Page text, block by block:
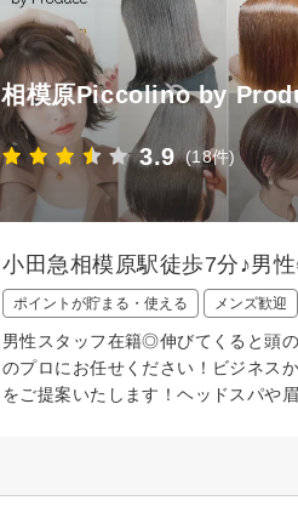
相模原Piccolino by
3.9 (18件)
小田急相模原駅徒歩7分♪男
ポイントが貯まる・使える メンズ歓迎
男性スタッフ在籍◎伸びてくると頭
のプロにお任せください！ビジネス
をご提案いたします！ヘッドスパや